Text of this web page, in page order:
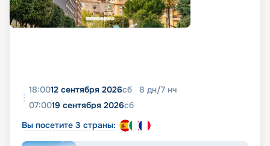
18:0012 сентября 2026сб 8 дн/7 нч
07:0019 сентября 2026сб
Вы посетите 3 страны: